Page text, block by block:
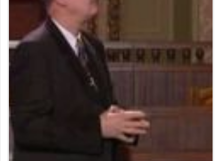
Categories
Organization playlists
Organizations